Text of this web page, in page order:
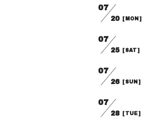
07
20 [MON]
07
25 [SAT]
07
26 [SUN]
07
28 [TUE]